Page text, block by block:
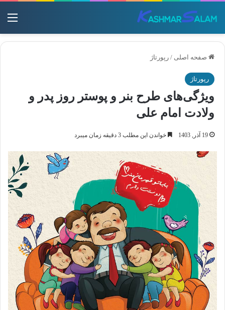
صفحه اصلی / رپورتاژ
رپورتاژ
ویژگی‌های طرح بنر و پوستر روز پدر و
ولادت امام علی
19 آذر, 1403 خواندن این مطلب 3 دقیقه زمان میبرد